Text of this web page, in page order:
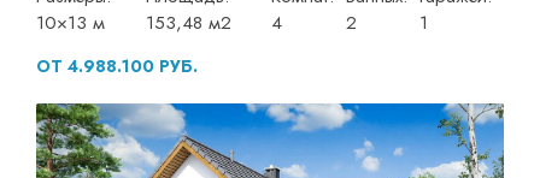
10×13 м
153,48 м2
4
2
1
ОТ 4.988.100 РУБ.